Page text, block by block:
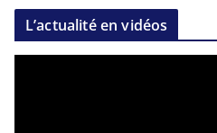
L’actualité en vidéos